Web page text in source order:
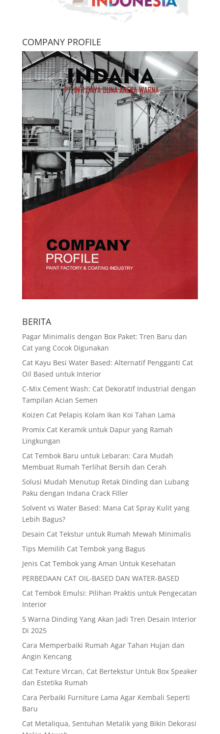
COMPANY PROFILE
BERITA
Pagar Minimalis dengan Box Paket: Tren Baru dan
Cat yang Cocok Digunakan
Cat Kayu Besi Water Based: Alternatif Pengganti Cat
Oil Based untuk Interior
C-Mix Cement Wash: Cat Dekoratif Industrial dengan
Tampilan Acian Semen
Koizen Cat Pelapis Kolam Ikan Koi Tahan Lama
Promix Cat Keramik untuk Dapur yang Ramah
Lingkungan
Cat Tembok Baru untuk Lebaran: Cara Mudah
Membuat Rumah Terlihat Bersih dan Cerah
Solusi Mudah Menutup Retak Dinding dan Lubang
Paku dengan Indana Crack Filler
Solvent vs Water Based: Mana Cat Spray Kulit yang
Lebih Bagus?
Desain Cat Tekstur untuk Rumah Mewah Minimalis
Tips Memilih Cat Tembok yang Bagus
Jenis Cat Tembok yang Aman Untuk Kesehatan
PERBEDAAN CAT OIL-BASED DAN WATER-BASED
Cat Tembok Emulsi: Pilihan Praktis untuk Pengecatan
Interior
5 Warna Dinding Yang Akan Jadi Tren Desain Interior
Di 2025
Cara Memperbaiki Rumah Agar Tahan Hujan dan
Angin Kencang
Cat Texture Vircan, Cat Bertekstur Untuk Box Speaker
dan Estetika Rumah
Cara Perbaiki Furniture Lama Agar Kembali Seperti
Baru
Cat Metaliqua, Sentuhan Metalik yang Bikin Dekorasi